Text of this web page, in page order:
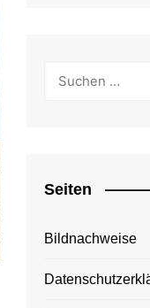
Seiten
Bildnachweise